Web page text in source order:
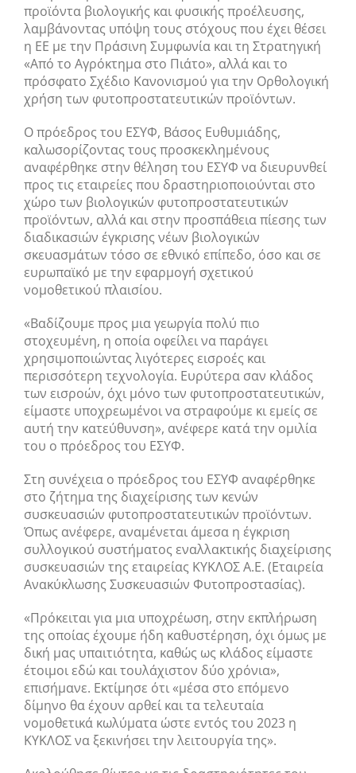
προϊόντα βιολογικής και φυσικής προέλευσης,
λαμβάνοντας υπόψη τους στόχους που έχει θέσει
η ΕΕ με την Πράσινη Συμφωνία και τη Στρατηγική
«Από το Αγρόκτημα στο Πιάτο», αλλά και το
πρόσφατο Σχέδιο Κανονισμού για την Ορθολογική
χρήση των φυτοπροστατευτικών προϊόντων.
Ο πρόεδρος του ΕΣΥΦ, Βάσος Ευθυμιάδης,
καλωσορίζοντας τους προσκεκλημένους
αναφέρθηκε στην θέληση του ΕΣΥΦ να διευρυνθεί
προς τις εταιρείες που δραστηριοποιούνται στο
χώρο των βιολογικών φυτοπροστατευτικών
προϊόντων, αλλά και στην προσπάθεια πίεσης των
διαδικασιών έγκρισης νέων βιολογικών
σκευασμάτων τόσο σε εθνικό επίπεδο, όσο και σε
ευρωπαϊκό με την εφαρμογή σχετικού
νομοθετικού πλαισίου.
«Βαδίζουμε προς μια γεωργία πολύ πιο
στοχευμένη, η οποία οφείλει να παράγει
χρησιμοποιώντας λιγότερες εισροές και
περισσότερη τεχνολογία. Ευρύτερα σαν κλάδος
των εισροών, όχι μόνο των φυτοπροστατευτικών,
είμαστε υποχρεωμένοι να στραφούμε κι εμείς σε
αυτή την κατεύθυνση», ανέφερε κατά την ομιλία
του ο πρόεδρος του ΕΣΥΦ.
Στη συνέχεια ο πρόεδρος του ΕΣΥΦ αναφέρθηκε
στο ζήτημα της διαχείρισης των κενών
συσκευασιών φυτοπροστατευτικών προϊόντων.
Όπως ανέφερε, αναμένεται άμεσα η έγκριση
συλλογικού συστήματος εναλλακτικής διαχείρισης
συσκευασιών της εταιρείας ΚΥΚΛΟΣ Α.Ε. (Εταιρεία
Ανακύκλωσης Συσκευασιών Φυτοπροστασίας).
«Πρόκειται για μια υποχρέωση, στην εκπλήρωση
της οποίας έχουμε ήδη καθυστέρηση, όχι όμως με
δική μας υπαιτιότητα, καθώς ως κλάδος είμαστε
έτοιμοι εδώ και τουλάχιστον δύο χρόνια»,
επισήμανε. Εκτίμησε ότι «μέσα στο επόμενο
δίμηνο θα έχουν αρθεί και τα τελευταία
νομοθετικά κωλύματα ώστε εντός του 2023 η
ΚΥΚΛΟΣ να ξεκινήσει την λειτουργία της».